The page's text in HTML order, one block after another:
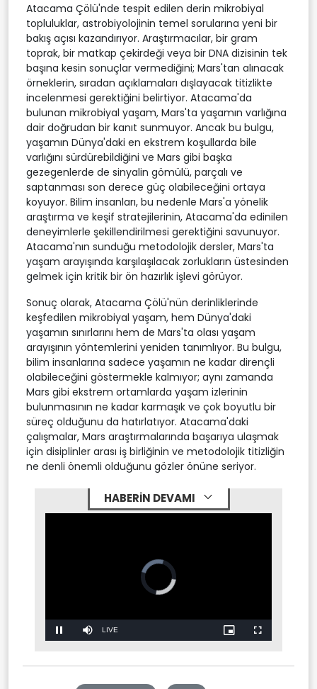
Atacama Çölü'nde tespit edilen derin mikrobiyal
topluluklar, astrobiyolojinin temel sorularına yeni bir
bakış açısı kazandırıyor. Araştırmacılar, bir gram
toprak, bir matkap çekirdeği veya bir DNA dizisinin tek
başına kesin sonuçlar vermediğini; Mars'tan alınacak
örneklerin, sıradan açıklamaları dışlayacak titizlikte
incelenmesi gerektiğini belirtiyor. Atacama'da
bulunan mikrobiyal yaşam, Mars'ta yaşamın varlığına
dair doğrudan bir kanıt sunmuyor. Ancak bu bulgu,
yaşamın Dünya'daki en ekstrem koşullarda bile
varlığını sürdürebildiğini ve Mars gibi başka
gezegenlerde de sinyalin gömülü, parçalı ve
saptanması son derece güç olabileceğini ortaya
koyuyor. Bilim insanları, bu nedenle Mars'a yönelik
araştırma ve keşif stratejilerinin, Atacama'da edinilen
deneyimlerle şekillendirilmesi gerektiğini savunuyor.
Atacama'nın sunduğu metodolojik dersler, Mars'ta
yaşam arayışında karşılaşılacak zorlukların üstesinden
gelmek için kritik bir ön hazırlık işlevi görüyor.
Sonuç olarak, Atacama Çölü'nün derinliklerinde
keşfedilen mikrobiyal yaşam, hem Dünya'daki
yaşamın sınırlarını hem de Mars'ta olası yaşam
arayışının yöntemlerini yeniden tanımlıyor. Bu bulgu,
bilim insanlarına sadece yaşamın ne kadar dirençli
olabileceğini göstermekle kalmıyor; aynı zamanda
Mars gibi ekstrem ortamlarda yaşam izlerinin
bulunmasının ne kadar karmaşık ve çok boyutlu bir
süreç olduğunu da hatırlatıyor. Atacama'daki
çalışmalar, Mars araştırmalarında başarıya ulaşmak
için disiplinler arası iş birliğinin ve metodolojik titizliğin
ne denli önemli olduğunu gözler önüne seriyor.
HABERİN DEVAMI
Pause Mute Stream
LIVE
Picture-
in-
Fullscreen